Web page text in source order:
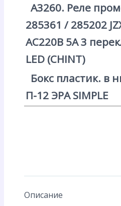
А3260. Реле
285361 / 285202
AC220В 5А 3
LED (CHINT)
Бокс пластик. в
П-12 ЭРА SIMPLE
Описание